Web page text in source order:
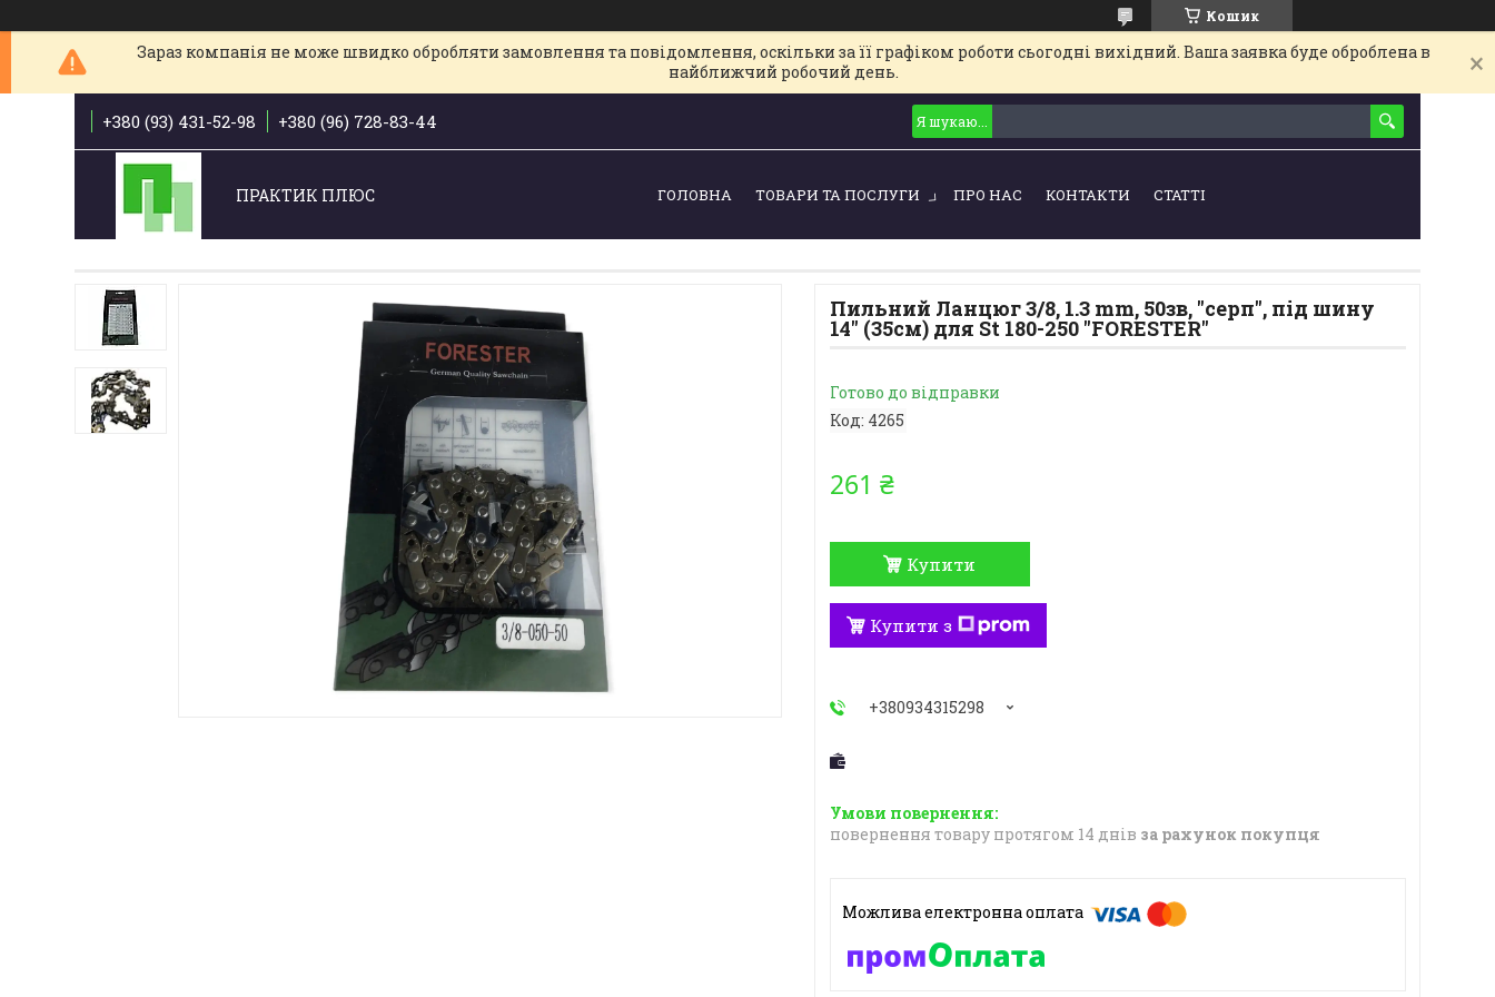
Кошик
Зараз компанія не може швидко обробляти замовлення та повідомлення, оскільки за її графіком роботи сьогодні вихідний. Ваша заявка буде оброблена в
найближчий робочий день.
+380 (93) 431-52-98 +380 (96) 728-83-44
ПРАКТИК ПЛЮС ГОЛОВНА ТОВАРИ ТА ПОСЛУГИ ПРО НАС КОНТАКТИ СТАТТІ
Пильний Ланцюг 3/8, 1.3 mm, 50зв, "серп", під шину
14" (35см) для St 180-250 "FORESTER"
Готово до відправки
Код: 4265
261 ₴
Купити
Купити з
+380934315298
повернення товару протягом 14 днів за рахунок покупця